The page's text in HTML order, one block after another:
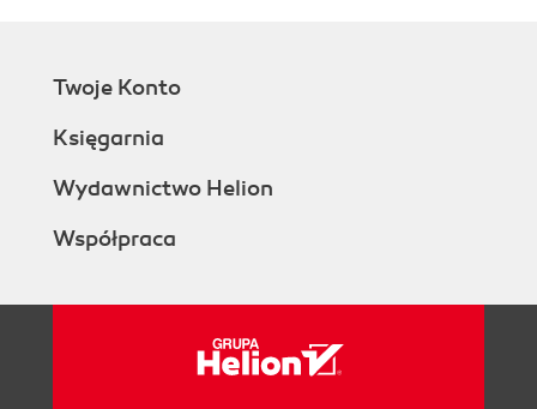
Twoje Konto
Księgarnia
Wydawnictwo Helion
Współpraca